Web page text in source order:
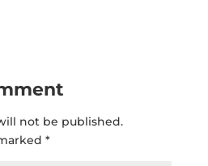
not be published.
*